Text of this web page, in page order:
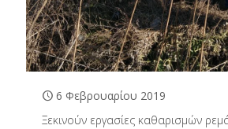
6 Φεβρουαρίου 2019
Ξεκινούν εργασίες καθαρισμών